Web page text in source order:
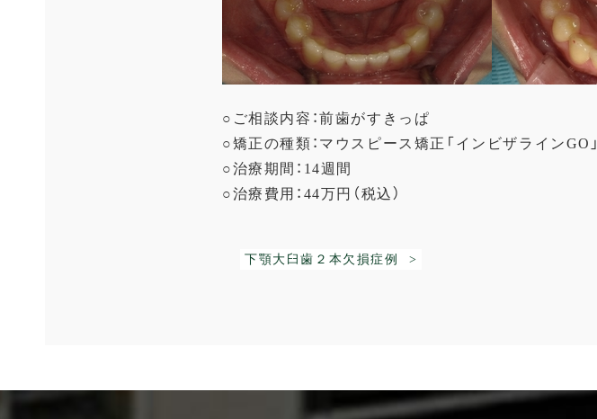
○ご相談内容：前歯がすきっぱ
○矯正の種類：マウスピース矯正「インビザラインGO」
○治療期間：14週間
○治療費用：44万円（税込）
下顎大臼歯２本欠損症例 >